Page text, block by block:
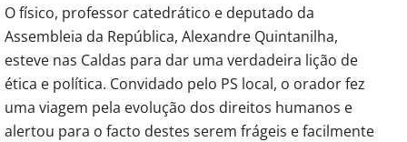
O físico, professor catedrático e deputado da
Assembleia da República, Alexandre Quintanilha,
esteve nas Caldas para dar uma verdadeira lição de
ética e política. Convidado pelo PS local, o orador fez
uma viagem pela evolução dos direitos humanos e
alertou para o facto destes serem frágeis e facilmente